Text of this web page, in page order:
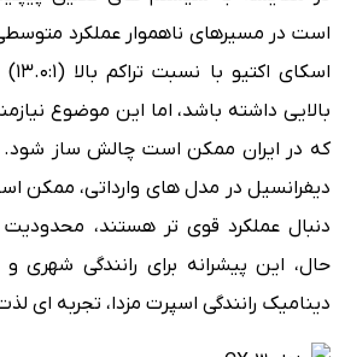
است در مسیرهای ناهموار عملکرد
بالایی داشته باشد، اما این موضوع
که در ایران ممکن است چالش ساز شود.
دیفرانسیل در مدل های وارداتی، ممکن
دنبال عملکرد قوی تر هستند،
حال، این پیشرانه برای رانندگی
دینامیک رانندگی اسپرت مزدا، تجربه ای